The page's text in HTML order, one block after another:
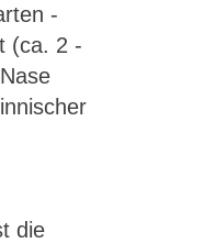
-
(ca. 2 -
die